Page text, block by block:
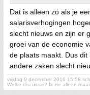
Dat is alleen zo als je
salarisverhogingen
slecht nieuws en zijn er
groei van de economie
de plaats maakt. Dus
andere zaken slecht
vrijdag 9 december 2016 15:58
Welke discussie? Ik zie alleen